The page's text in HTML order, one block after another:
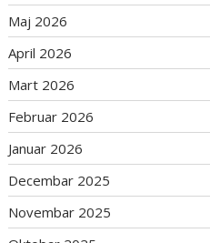
Maj 2026
April 2026
Mart 2026
Februar 2026
Januar 2026
Decembar 2025
Novembar 2025